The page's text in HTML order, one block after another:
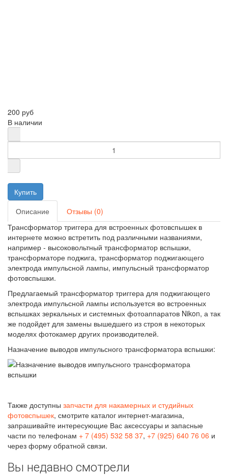
200 руб
В наличии
Описание
Отзывы (0)
Трансформатор триггера для встроенных фотовспышек в
интернете можно встретить под различными названиями,
например - высоковольтный трансформатор вспышки,
трансформаторе поджига, трансформатор поджигающего
электрода импульсной лампы, импульсный трансформатор
фотовспышки.
Предлагаемый трансформатор триггера для поджигающего
электрода импульсной лампы используется во встроенных
вспышках зеркальных и системных фотоаппаратов Nikon, а так
же подойдет для замены вышедшего из строя в некоторых
моделях фотокамер других производителей.
Назначение выводов импульсного трансформатора вспышки:
Также доступны запчасти для накамерных и студийных
фотовспышек, смотрите каталог интернет-магазина,
запрашивайте интересующие Вас аксессуары и запасные
части по телефонам + 7 (495) 532 58 37, +7 (925) 640 76 06 и
через форму обратной связи.
Вы недавно смотрели